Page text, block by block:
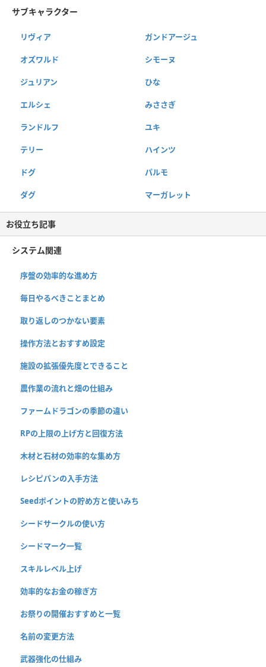
サブキャラクター
リヴィア ガンドアージュ
オズワルド シモーヌ
ジュリアン ひな
エルシェ みささぎ
ランドルフ ユキ
テリー ハインツ
ドグ パルモ
ダグ マーガレット
お役立ち記事
システム関連
序盤の効率的な進め方
毎日やるべきことまとめ
取り返しのつかない要素
操作方法とおすすめ設定
施設の拡張優先度とできること
農作業の流れと畑の仕組み
ファームドラゴンの季節の違い
RPの上限の上げ方と回復方法
木材と石材の効率的な集め方
レシピパンの入手方法
Seedポイントの貯め方と使いみち
シードサークルの使い方
シードマーク一覧
スキルレベル上げ
効率的なお金の稼ぎ方
お祭りの開催おすすめと一覧
名前の変更方法
武器強化の仕組み